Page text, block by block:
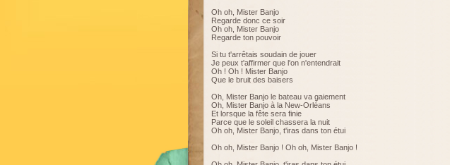
Oh oh, Mister Banjo
Regarde donc ce soir
Oh oh, Mister Banjo
Regarde ton pouvoir
Si tu t'arrêtais soudain de jouer
Je peux t'affirmer que l'on n'entendrait
Oh ! Oh ! Mister Banjo
Que le bruit des baisers
Oh, Mister Banjo le bateau va gaiement
Oh, Mister Banjo à la New-Orléans
Et lorsque la fête sera finie
Parce que le soleil chassera la nuit
Oh oh, Mister Banjo, t'iras dans ton étui
Oh oh, Mister Banjo ! Oh oh, Mister Banjo !